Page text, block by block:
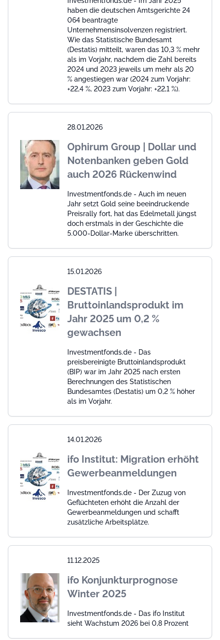
haben die deutschen Amtsgerichte 24
064 beantragte
Unternehmensinsolvenzen registriert.
Wie das Statistische Bundesamt
(Destatis) mitteilt, waren das 10,3 % mehr
als im Vorjahr, nachdem die Zahl bereits
2024 und 2023 jeweils um mehr als 20
% angestiegen war (2024 zum Vorjahr:
+22,4 %, 2023 zum Vorjahr: +22,1 %).
28.01.2026
Ophirum Group | Dollar und
Notenbanken geben Gold
auch 2026 Rückenwind
Investmentfonds.de - Auch im neuen
Jahr setzt Gold seine beeindruckende
Preisrally fort, hat das Edelmetall jüngst
doch erstmals in der Geschichte die
5.000-Dollar-Marke überschritten.
15.01.2026
DESTATIS |
Bruttoinlandsprodukt im
Jahr 2025 um 0,2 %
gewachsen
Investmentfonds.de - Das
preisbereinigte Bruttoinlandsprodukt
(BIP) war im Jahr 2025 nach ersten
Berechnungen des Statistischen
Bundesamtes (Destatis) um 0,2 % höher
als im Vorjahr.
14.01.2026
ifo Institut: Migration erhöht
Gewerbeanmeldungen
Investmentfonds.de - Der Zuzug von
Geflüchteten erhöht die Anzahl der
Gewerbeanmeldungen und schafft
zusätzliche Arbeitsplätze.
11.12.2025
ifo Konjunkturprognose
Winter 2025
Investmentfonds.de - Das ifo Institut
sieht Wachstum 2026 bei 0,8 Prozent